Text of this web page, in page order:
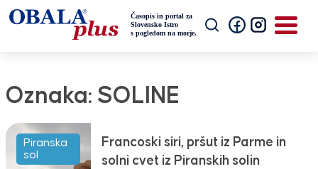
Oznaka: SOLINE
Piranska
sol
Francoski siri, pršut iz Parme in
solni cvet iz Piranskih solin